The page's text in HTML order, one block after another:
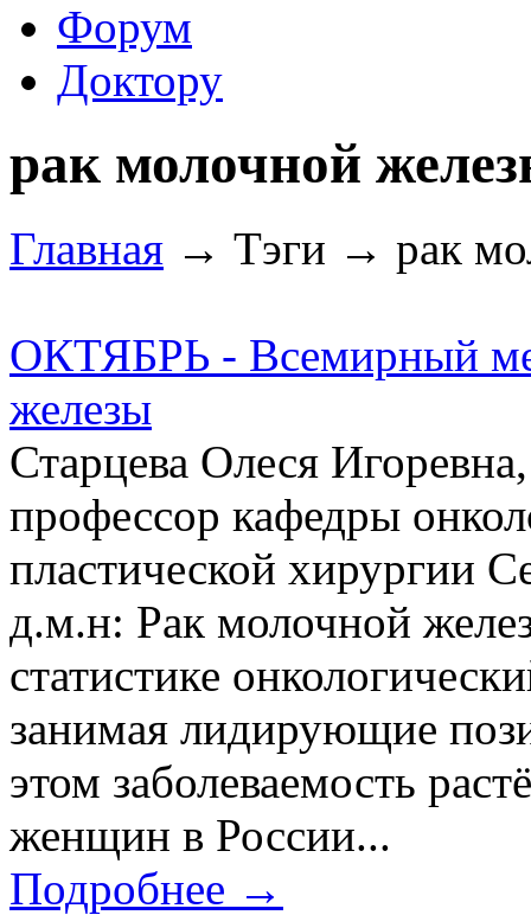
Форум
Доктору
рак молочной
Главная → Тэги → рак
ОКТЯБРЬ - Всемирный
железы
Старцева Олеся
профессор кафедры
пластической хирургии
д.м.н: Рак молочной
статистике
занимая лидирующие
этом заболеваемость
женщин в России...
Подробнее →